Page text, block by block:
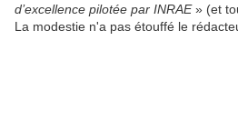
d’excellence pilotée par INRAE» (et
La modestie n'a pas étouffé le